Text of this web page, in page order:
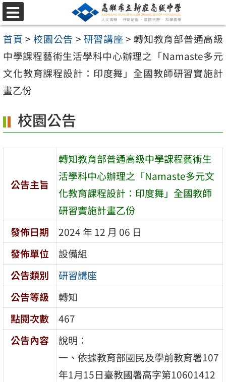
跳
至
主
要
內
容
選
單
首頁 > 校園公告 > 研習講座 > 轉知教育部普通高級
中學課程藝術生活學科中心辦理之「Namaste多元
文化教育課程設計：印度舞」全國教師研習實施計
畫乙份
校園公告
公告主旨
轉知教育部普通高級中學課程藝術生
活學科中心辦理之「Namaste多元文
化教育課程設計：印度舞」全國教師
研習實施計畫乙份
發佈日期
2024 年 12 月 06 日
發佈單位
設備組
公告類別
研習講座
公告等級
轉知
點閱次數
467
公告內容
說明：
一、依據教育部國民及學前教育署107
年1月15日臺教國署高字第10601412